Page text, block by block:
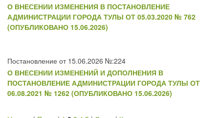
О ВНЕСЕНИИ ИЗМЕНЕНИЯ В ПОСТАНОВЛЕНИЕ
АДМИНИСТРАЦИИ ГОРОДА ТУЛЫ ОТ 05.03.2020 № 762
(ОПУБЛИКОВАНО 15.06.2026)
Постановление от 15.06.2026 №:224
О ВНЕСЕНИИ ИЗМЕНЕНИЙ И ДОПОЛНЕНИЯ В
ПОСТАНОВЛЕНИЕ АДМИНИСТРАЦИИ ГОРОДА ТУЛЫ ОТ
06.08.2021 № 1262 (ОПУБЛИКОВАНО 15.06.2026)